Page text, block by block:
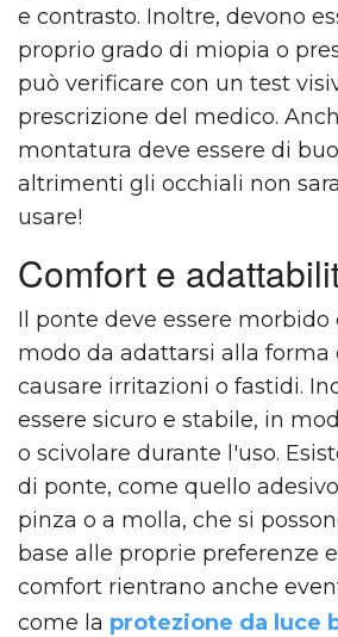
e contrasto. Inoltre, devono
proprio grado di miopia o
può verificare con un test
prescrizione del medico.
montatura deve essere di
altrimenti gli occhiali non
usare!
Comfort e
Il ponte deve essere morbido
modo da adattarsi alla forma
causare irritazioni o fastidi.
essere sicuro e stabile, in
o scivolare durante l'uso.
di ponte, come quello
pinza o a molla, che si
base alle proprie preferenze e
comfort rientrano anche
come la protezione da luce